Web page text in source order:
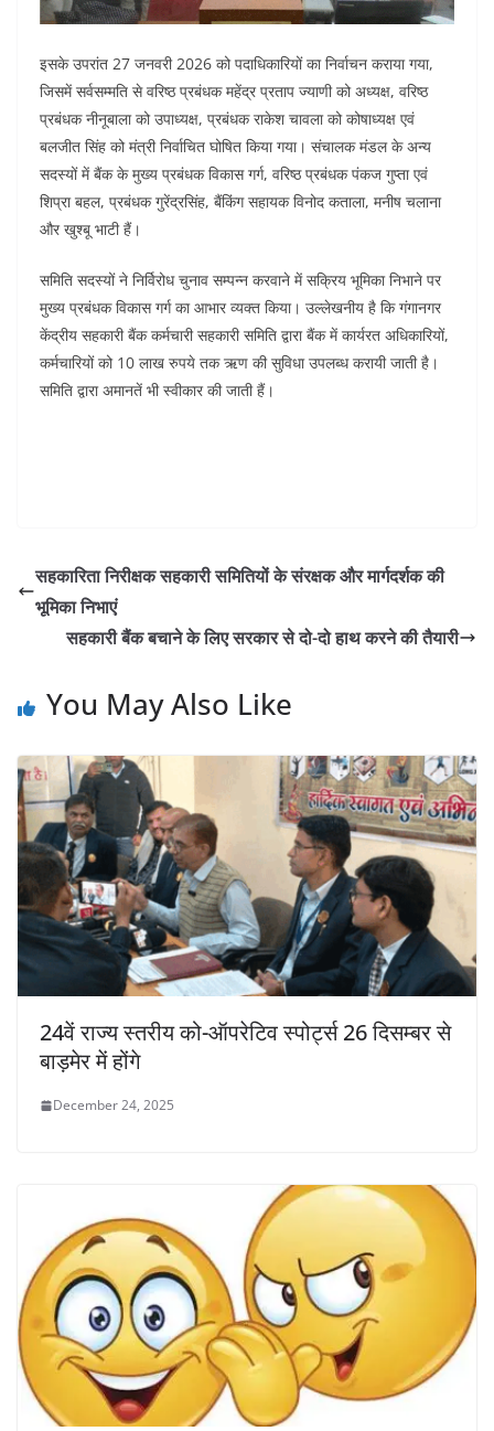
इसके उपरांत 27 जनवरी 2026 को पदाधिकारियों का निर्वाचन कराया गया,
जिसमें सर्वसम्मति से वरिष्ठ प्रबंधक महेंद्र प्रताप ज्याणी को अध्यक्ष, वरिष्ठ
प्रबंधक नीनूबाला को उपाध्यक्ष, प्रबंधक राकेश चावला को कोषाध्यक्ष एवं
बलजीत सिंह को मंत्री निर्वाचित घोषित किया गया। संचालक मंडल के अन्य
सदस्यों में बैंक के मुख्य प्रबंधक विकास गर्ग, वरिष्ठ प्रबंधक पंकज गुप्ता एवं
शिप्रा बहल, प्रबंधक गुरेंद्रसिंह, बैंकिंग सहायक विनोद कताला, मनीष चलाना
और खुश्बू भाटी हैं।
समिति सदस्यों ने निर्विरोध चुनाव सम्पन्न करवाने में सक्रिय भूमिका निभाने पर
मुख्य प्रबंधक विकास गर्ग का आभार व्यक्त किया। उल्लेखनीय है कि गंगानगर
केंद्रीय सहकारी बैंक कर्मचारी सहकारी समिति द्वारा बैंक में कार्यरत अधिकारियों,
कर्मचारियों को 10 लाख रुपये तक ऋण की सुविधा उपलब्ध करायी जाती है।
समिति द्वारा अमानतें भी स्वीकार की जाती हैं।
सहकारिता निरीक्षक सहकारी समितियों के संरक्षक और मार्गदर्शक की
भूमिका निभाएं
सहकारी बैंक बचाने के लिए सरकार से दो-दो हाथ करने की तैयारी
You May Also Like
24वें राज्य स्तरीय को-ऑपरेटिव स्पोर्ट्स 26 दिसम्बर से
बाड़मेर में होंगे
December 24, 2025